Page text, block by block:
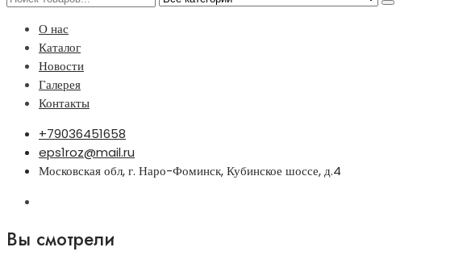
О нас
Каталог
Новости
Галерея
Контакты
+79036451658
eps1roz@mail.ru
Московская обл, г. Наро-Фоминск, Кубинское шоссе, д.4
Вы смотрели